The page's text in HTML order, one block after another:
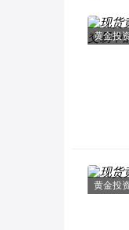
黄金投
黄金投